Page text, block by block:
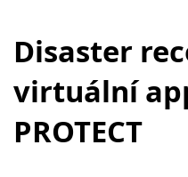
Disaster
virtuální
PROTECT